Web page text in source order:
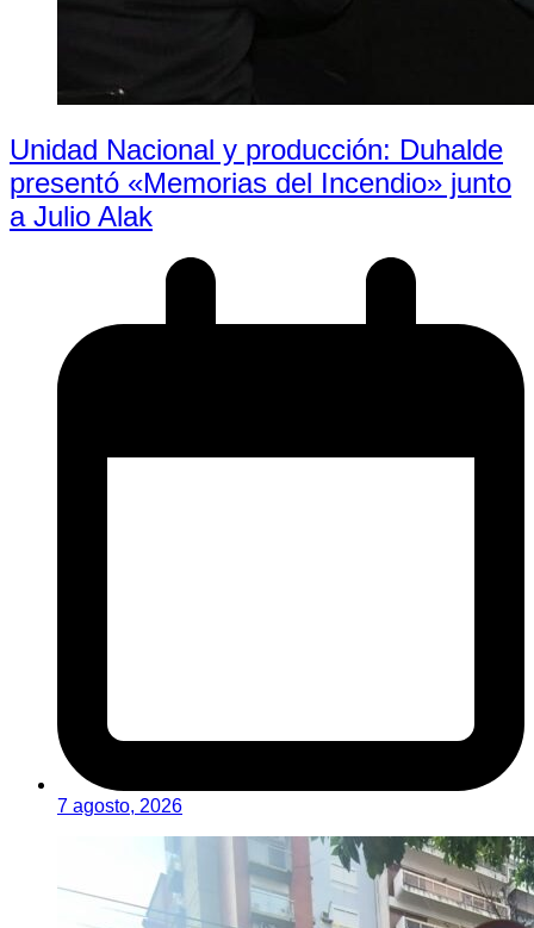
Unidad Nacional y producción: Duhalde
presentó «Memorias del Incendio» junto
a Julio Alak
7 agosto, 2026